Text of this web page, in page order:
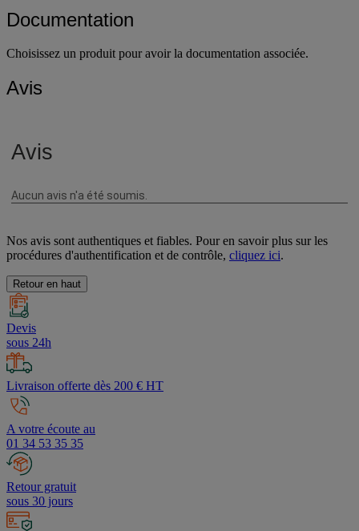
Documentation
Avis
Nos avis sont authentiques et fiables. Pour en savoir plus sur les
Retour en haut
Devis
sous 24h
Livraison offerte dès 200 € HT
A votre écoute au
01 34 53 35 35
Retour gratuit
sous 30 jours